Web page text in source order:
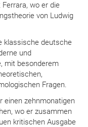
wo er die
von Ludwig
klassische deutsche
und
mit besonderem
Fragen.
einen zehnmonatigen
wo er zusammen
kritischen Ausgabe